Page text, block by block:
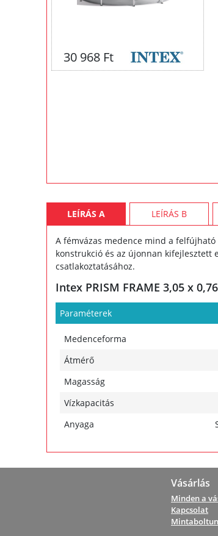
30 968 Ft
LEÍRÁS A LEÍRÁS B
A fémvázas medence mind a
konstrukció és az újonnan kifejlesztett
csatlakoztatásához.
Intex PRISM FRAME 3,05 x
Paraméterek
Medenceforma
Átmérő
Magasság
Vízkapacitás
Anyaga
Vásárlás
Minden a
Kapcsolat